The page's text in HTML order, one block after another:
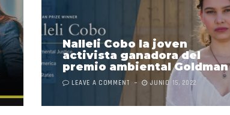
Nalleli Cobo la joven
activista ganadora del
premio ambiental Goldman
LEAVE A COMMENT JUNIO 15, 2022